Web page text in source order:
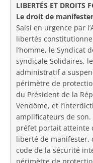
LIBERTÉS ET DROITS
Le droit de manifester
Saisi en urgence par
libertés
l’homme, le Syndicat
syndicale Solidaires,
administratif a
périmètre de
du Président de la
Vendôme, et
amplificateurs de son.
préfet portait atteinte
liberté de manifester,
code de la sécurité